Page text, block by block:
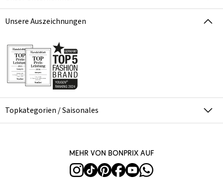
Unsere Auszeichnungen
Topkategorien / Saisonales
Mehr von bonprix auf